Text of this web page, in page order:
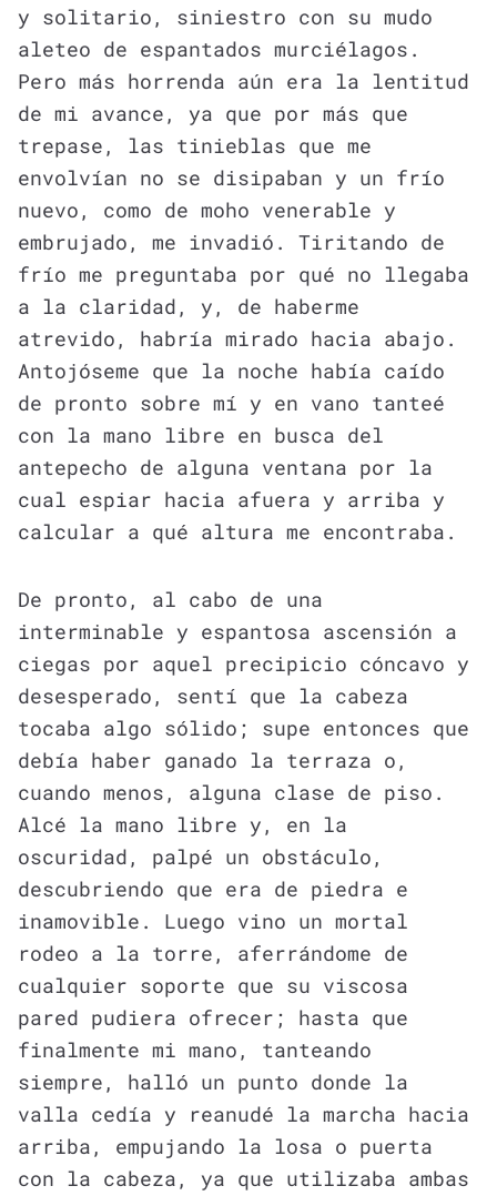
y solitario, siniestro con su mudo
aleteo de espantados murciélagos.
Pero más horrenda aún era la lentitud
de mi avance, ya que por más que
trepase, las tinieblas que me
envolvían no se disipaban y un frío
nuevo, como de moho venerable y
embrujado, me invadió. Tiritando de
frío me preguntaba por qué no llegaba
a la claridad, y, de haberme
atrevido, habría mirado hacia abajo.
Antojóseme que la noche había caído
de pronto sobre mí y en vano tanteé
con la mano libre en busca del
antepecho de alguna ventana por la
cual espiar hacia afuera y arriba y
calcular a qué altura me encontraba.
De pronto, al cabo de una
interminable y espantosa ascensión a
ciegas por aquel precipicio cóncavo y
desesperado, sentí que la cabeza
tocaba algo sólido; supe entonces que
debía haber ganado la terraza o,
cuando menos, alguna clase de piso.
Alcé la mano libre y, en la
oscuridad, palpé un obstáculo,
descubriendo que era de piedra e
inamovible. Luego vino un mortal
rodeo a la torre, aferrándome de
cualquier soporte que su viscosa
pared pudiera ofrecer; hasta que
finalmente mi mano, tanteando
siempre, halló un punto donde la
valla cedía y reanudé la marcha hacia
arriba, empujando la losa o puerta
con la cabeza, ya que utilizaba ambas